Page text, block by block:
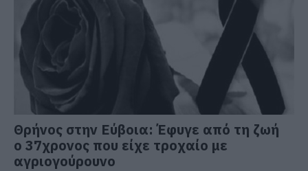
Θρήνος στην Εύβοια: Έφυγε από τη ζωή
ο 37χρονος που είχε τροχαίο με
αγριογούρουνο